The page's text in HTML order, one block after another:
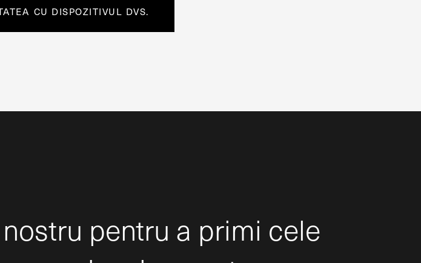
CU DISPOZITIVUL DVS.
pentru a primi cele